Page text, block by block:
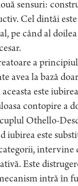
sensuri:
Cel dintâi
pe când al
a
avea la bază
este
contopire a
Othello-
iubirea este
intervine
Este
intră în